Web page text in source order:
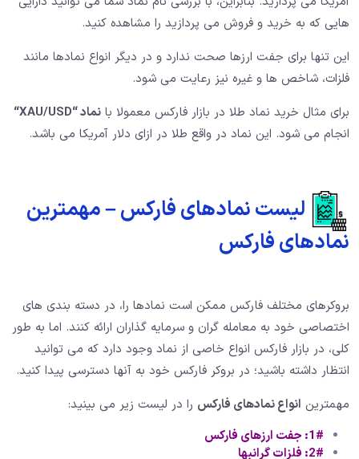
هایی که به خرید و فروش می پردازید را مشاهده کنید.
این تنها برای جفت ارزها صحت ندارد و در دیگر انواع نمادها مانند
فلزات، شاخص ها و غیره نیز رعایت می شود.
برای مثال خرید نماد طلا در بازار فارکس معمولا با نماد “XAU/USD
“
انجام می شود. این نماد در واقع طلا در ازای دلار آمریکا می باشد.
لیست نمادهای فارکس – مهمترین
نمادهای فارکس
بروکرهای مختلف فارکس ممکن است نمادها را، در دسته بندی های
اختصاصی خود به معامله گران و سرمایه گذاران ارائه کنند. اما به طور
کلی، در بازار فارکس انواع خاصی از نماد وجود دارد که می توانید
انتظار داشته باشید؛ در بروکر فارکس خود به آنها دسترسی پیدا کنید.
مهمترین انواع نمادهای فارکس را در لیست زیر می بینید:
1#: جفت ارزهای فارکس
2#: فلزات گرانبها